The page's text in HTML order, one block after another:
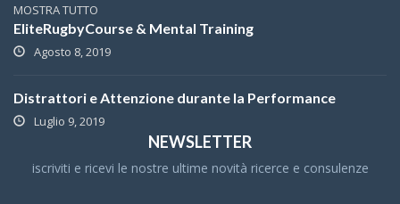
MOSTRA TUTTO
EliteRugbyCourse & Mental Training
Agosto 8, 2019
Distrattori e Attenzione durante la Performance
Luglio 9, 2019
NEWSLETTER
iscriviti e ricevi le nostre ultime novità ricerce e consulenze